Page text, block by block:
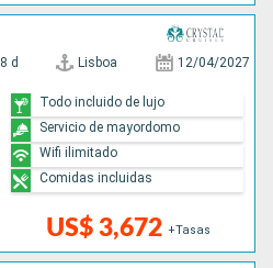
8 d Lisboa 12/04/2027
US$ 3,672 +Tasas
Todo incluido de lujo
Servicio de mayordomo
Wifi ilimitado
Comidas incluidas